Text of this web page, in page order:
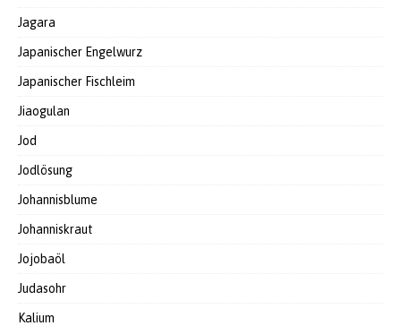
Jagara
Japanischer Engelwurz
Japanischer Fischleim
Jiaogulan
Jod
Jodlösung
Johannisblume
Johanniskraut
Jojobaöl
Judasohr
Kalium